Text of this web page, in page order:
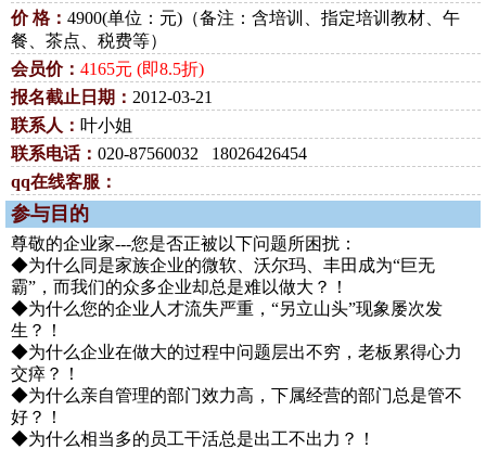
价 格： 4900(单位：元)（备注：含培训、指定培训教材、午
餐、茶点、税费等）
会员价： 4165元 (即8.5折)
报名截止日期： 2012-03-21
联系人： 叶小姐
联系电话： 020-87560032 18026426454
qq在线客服：
参与目的
尊敬的企业家---您是否正被以下问题所困扰：
◆为什么同是家族企业的微软、沃尔玛、丰田成为“巨无
霸”，而我们的众多企业却总是难以做大？！
◆为什么您的企业人才流失严重，“另立山头”现象屡次发
生？！
◆为什么企业在做大的过程中问题层出不穷，老板累得心力
交瘁？！
◆为什么亲自管理的部门效力高，下属经营的部门总是管不
好？！
◆为什么相当多的员工干活总是出工不出力？！